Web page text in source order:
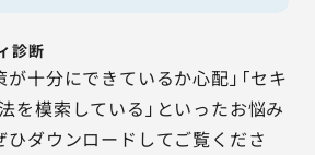
診断
が十分にできているか心配」「セキ
を模索している」といったお悩み
ひダウンロードしてご覧くださ